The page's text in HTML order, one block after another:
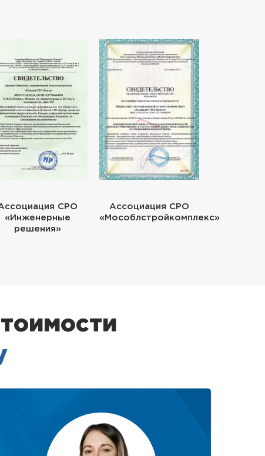
СРО
«Инженерные
решения»
Ассоциация СРО
«Мособлстройкомплекс»